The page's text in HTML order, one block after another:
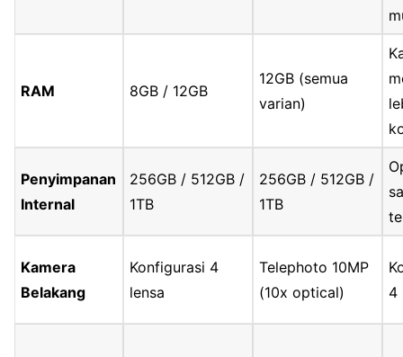
RAM 8GB / 12GB
12GB (semua
varian)
Penyimpanan
Internal
256GB / 512GB /
1TB
256GB / 512GB /
1TB
Kamera
Belakang
Konfigurasi 4
lensa
Telephoto 10MP
(10x optical)
4